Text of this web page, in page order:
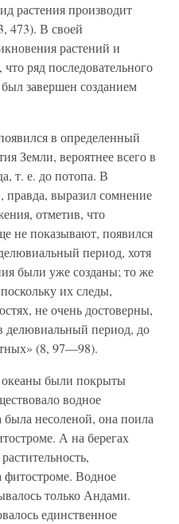
растения производит
473). В своей
растений и
ряд последовательного
завершен созданием
в определенный
Земли, вероятнее всего в
т. е. до потопа. В
выразил сомнение
отметив, что
не показывают, появился
период, хотя
были уже созданы; то же
их следы,
не очень достоверны,
делювиальный период, до
(8, 97—98).
были покрыты
водное
была несоленой, она поила
А на берегах
фитостроме. Водное
только Андами.
единственное